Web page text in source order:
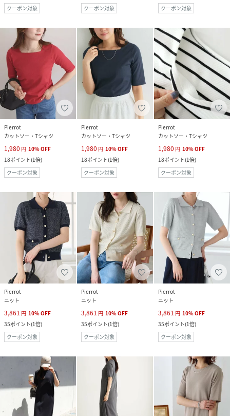
クーポン対象 クーポン対象 クーポン対象
Pierrot
カットソー・Tシャツ
1,980 円 10%OFF
18ポイント(1倍)
クーポン対象
Pierrot
カットソー・Tシャツ
1,980 円 10%OFF
18ポイント(1倍)
クーポン対象
Pierrot
カットソー・Tシャツ
1,980 円 10%OFF
18ポイント(1倍)
クーポン対象
Pierrot
ニット
3,861 円 10%OFF
35ポイント(1倍)
クーポン対象
Pierrot
ニット
3,861 円 10%OFF
35ポイント(1倍)
クーポン対象
Pierrot
ニット
3,861 円 10%OFF
35ポイント(1倍)
クーポン対象